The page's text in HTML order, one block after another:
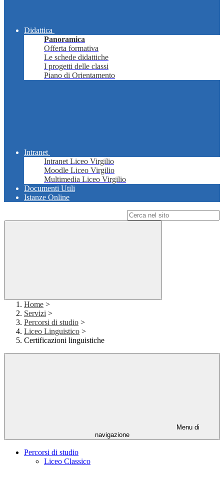
Didattica
Panoramica
Offerta formativa
Le schede didattiche
I progetti delle classi
Piano di Orientamento
Intranet
Intranet Liceo Virgilio
Moodle Liceo Virgilio
Multimedia Liceo Virgilio
Documenti Utili
Istanze Online
Home >
Servizi >
Percorsi di studio >
Liceo Linguistico >
Certificazioni linguistiche
Menu di
navigazione
Percorsi di studio
Liceo Classico